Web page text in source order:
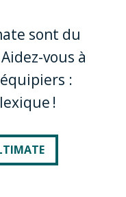
sont du
vous à
:
!